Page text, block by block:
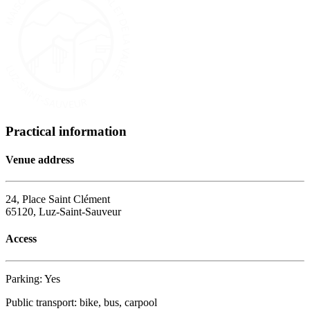
Practical information
Venue address
24, Place Saint Clément
65120, Luz-Saint-Sauveur
Access
Parking: Yes
Public transport: bike, bus, carpool